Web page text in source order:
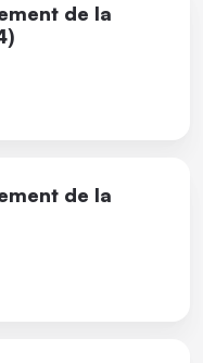
de la
de la